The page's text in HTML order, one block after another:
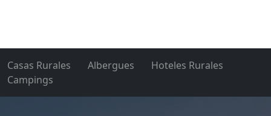
Casas Rurales Albergues
Hoteles Rurales
Campings